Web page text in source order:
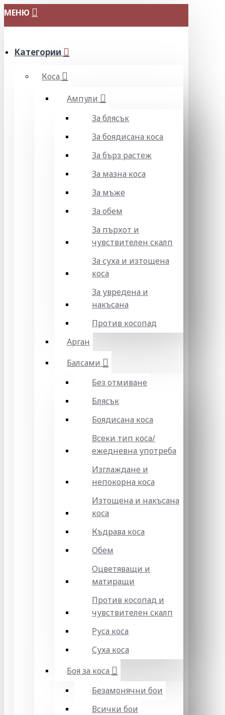
МЕНЮ
Категории
Коса
Ампули
За блясък
За боядисана коса
За бърз растеж
За мазна коса
За мъже
За обем
За пърхот и
чувствителен скалп
За суха и изтощена
коса
За увредена и
накъсана
Против косопад
Арган
Балсами
Без отмиване
Блясък
Боядисана коса
Всеки тип коса/
ежедневна употреба
Изглаждане и
непокорна коса
Изтощена и накъсана
коса
Къдрава коса
Обем
Оцветяващи и
матиращи
Против косопад и
чувствителен скалп
Руса коса
Суха коса
Боя за коса
Безамонячни бои
Всички бои